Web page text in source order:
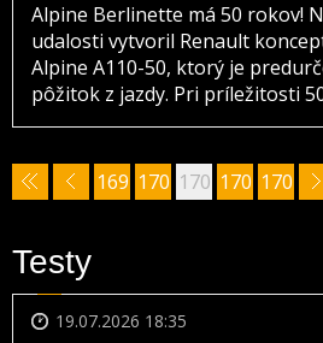
Alpine Berlinette má 50 rokov!
udalosti vytvoril Renault
Alpine A110-50, ktorý je
pôžitok z jazdy. Pri príležitosti
169 170 170 170 170
Testy
19.07.2026 18:35